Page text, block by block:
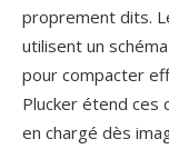
proprement dits.
utilisent un
pour compacter
Plucker étend ces
en chargé dès